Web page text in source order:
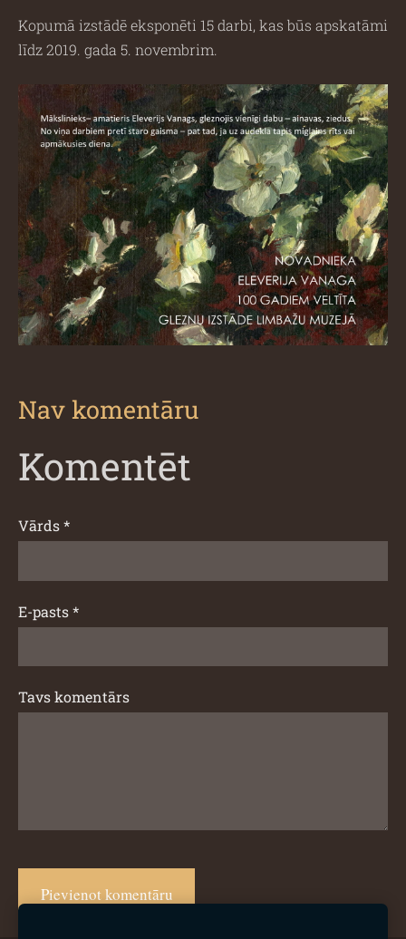
Kopumā izstādē eksponēti 15 darbi, kas būs apskatāmi
līdz 2019. gada 5. novembrim.
Nav komentāru
Komentēt
Vārds *
E-pasts *
Tavs komentārs